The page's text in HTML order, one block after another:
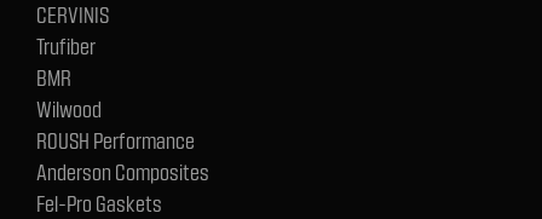
CERVINIS
Trufiber
BMR
Wilwood
ROUSH Performance
Anderson Composites
Fel-Pro Gaskets